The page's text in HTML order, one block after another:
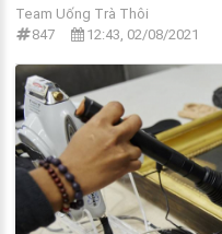
Team Uống Trà Thôi
847
12:43, 02/08/2021